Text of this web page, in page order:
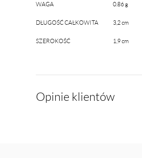
WAGA 0.86 g
DŁUGOŚĆ CAŁKOWITA 3,2 cm
SZEROKOŚĆ 1,9 cm
Opinie klientów